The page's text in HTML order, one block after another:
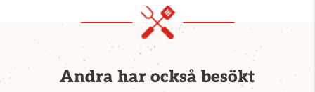
Andra har också besökt